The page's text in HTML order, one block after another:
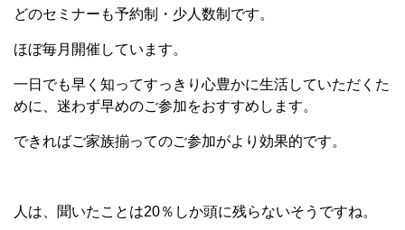
どのセミナーも予約制・少人数制です。
ほぼ毎月開催しています。
一日でも早く知ってすっきり心豊かに生活していただくた
めに、迷わず早めのご参加をおすすめします。
できればご家族揃ってのご参加がより効果的です。
人は、聞いたことは20％しか頭に残らないそうですね。